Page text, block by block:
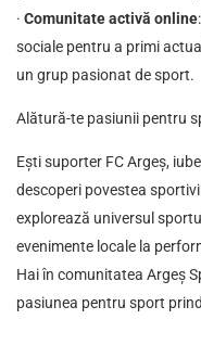
· Comunitate activă online
sociale pentru a primi
un grup pasionat de sport.
Alătură-te pasiunii pentru
Ești suporter FC Argeș,
descoperi povestea
explorează universul
evenimente locale la
Hai în comunitatea Argeș
pasiunea pentru sport